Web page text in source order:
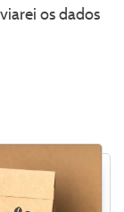
os dados